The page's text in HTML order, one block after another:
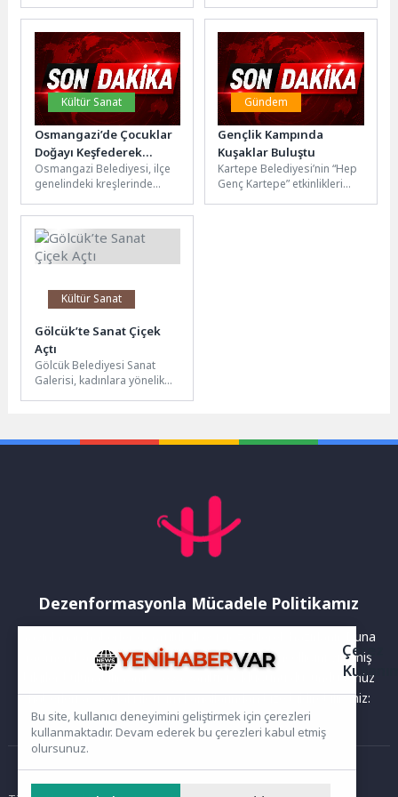
olarak düzenlenen aşure
hayırları başladı. Birlik,
beraberlik, paylaşma...
devam ediyor.ASKİ Genel
Müdürlüğü tarafından Efeler
ilçesi...
Kültür Sanat
Osmangazi’de Çocuklar
Doğayı Keşfederek
Öğrendi
Osmangazi Belediyesi, ilçe
genelindeki kreşlerinde
doğayla buluşturarak, ata
binmeden atölye
çalışmalarına uzanan...
Gündem
Gençlik Kampında
Kuşaklar Buluştu
Kartepe Belediyesi’nin “Hep
Genç Kartepe” etkinlikleri
Kültür Sanat
Gölcük’te Sanat Çiçek
Açtı
Gölcük Belediyesi Sanat
Galerisi, kadınlara yönelik
Dezenformasyonla Mücadele Politikamız
Yayınlanan haberler doğruluk ilkesi gözetilerek hazırlanır. Buna
rağmen bazı içeriklerde eksik, hatalı veya güncelliğini yitirmiş
bilgiler bulunabilir.Yanlış veya yanıltıcı olduğunu düşündüğünüz
haberleri aşağıdaki iletişim kanallarından bize bildirebilirsiniz:
Ana Sayfa
Çerez
Bu site, kullanıcı deneyimini geliştirmek için çerezleri
kullanmaktadır. Devam ederek bu çerezleri kabul etmiş
olursunuz.